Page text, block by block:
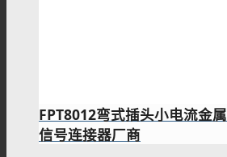
FPT8012弯式插头小电流金属
信号连接器厂商